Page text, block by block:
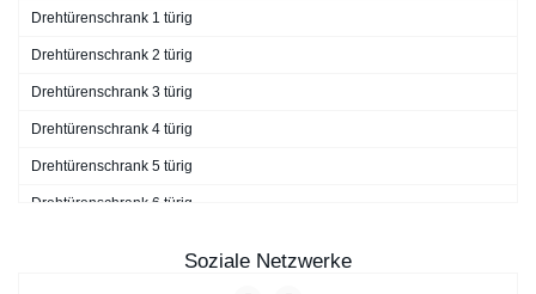
Drehtürenschrank 1 türig
Drehtürenschrank 2 türig
Drehtürenschrank 3 türig
Drehtürenschrank 4 türig
Drehtürenschrank 5 türig
Drehtürenschrank 6 türig
Soziale Netzwerke